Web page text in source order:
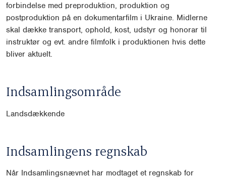
forbindelse med preproduktion, produktion og
postproduktion på en dokumentarfilm i Ukraine. Midlerne
skal dække transport, ophold, kost, udstyr og honorar til
instruktør og evt. andre filmfolk i produktionen hvis dette
bliver aktuelt.
Indsamlingsområde
Landsdækkende
Indsamlingens regnskab
Når Indsamlingsnævnet har modtaget et regnskab for